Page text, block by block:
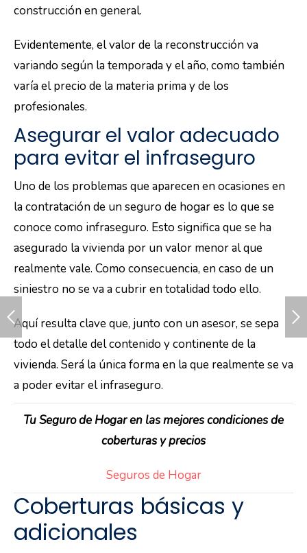
construcción en general.
Evidentemente, el valor de la reconstrucción va
variando según la temporada y el año, como también
varía el precio de la materia prima y de los
profesionales.
Asegurar el valor adecuado
para evitar el infraseguro
Uno de los problemas que aparecen en ocasiones en
la contratación de un seguro de hogar es lo que se
conoce como infraseguro. Esto significa que se ha
asegurado la vivienda por un valor menor al que
realmente vale. Como consecuencia, en caso de un
siniestro no se va a cubrir en totalidad todo ello.
Aquí resulta clave que, junto con un asesor, se sepa
todo el detalle del contenido y continente de la
vivienda. Será la única forma en la que realmente se va
a poder evitar el infraseguro.
Tu Seguro de Hogar en las mejores condiciones de
coberturas y precios
Seguros de Hogar
Coberturas básicas y
adicionales